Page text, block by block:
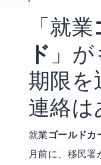
「就業
ド 」
期限を
連絡は
就業ゴールドカ
月前に、移民署